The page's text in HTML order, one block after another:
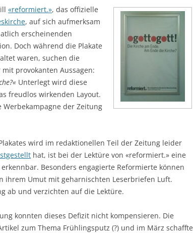
«reformiert.», das offizielle
, auf sich aufmerksam
erscheinenden
Doch während die Plakate
waren, suchen die
provokanten Aussagen:
Unterlegt wird diese
freudlos wirkenden Layout.
der Zeitung
wird im redaktionellen Teil der Zeitung leider
hat, ist bei der Lektüre von «reformiert.» eine
Besonders engagierte Reformierte können
ihrem Umut mit geharnischten Leserbriefen Luft.
ab und verzichten auf die Lektüre.
konnten dieses Defizit nicht kompensieren. Die
zum Thema Frühlingsputz (?) und im März schaffte